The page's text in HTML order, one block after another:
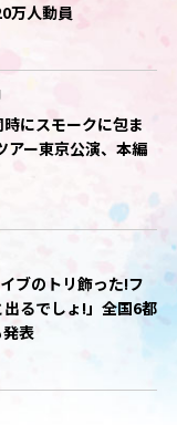
万人動員
にスモークに包ま
アー東京公演、本編
ブのトリ飾った!フ
るでしょ!」全国6都
表